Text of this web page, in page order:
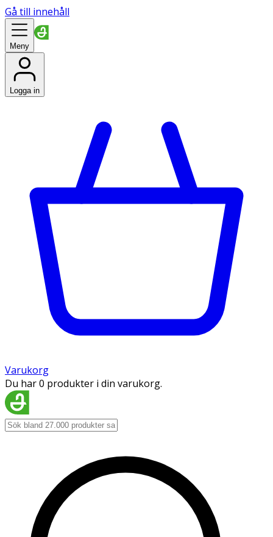
Gå till innehåll
Meny
Logga in
Varukorg
Du har 0 produkter i din varukorg.